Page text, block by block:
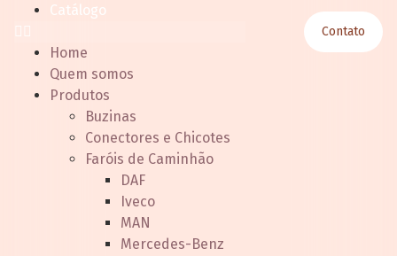
Catálogo
Home
Quem somos
Produtos
Buzinas
Conectores e Chicotes
Faróis de Caminhão
DAF
Iveco
MAN
Mercedes-Benz
Contato